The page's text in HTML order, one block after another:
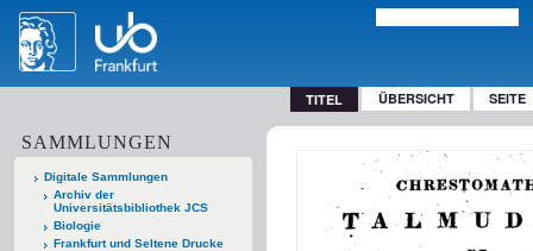
TITEL ÜBERSICHT SEITE
SAMMLUNGEN
Digitale Sammlungen
Archiv der
Universitätsbibliothek JCS
Biologie
Frankfurt und Seltene Drucke